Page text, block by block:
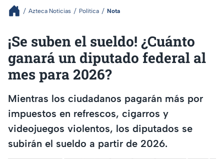
Azteca Noticias Política Nota
¡Se suben el sueldo! ¿Cuánto
ganará un diputado federal al
mes para 2026?
Mientras los ciudadanos pagarán más por
impuestos en refrescos, cigarros y
videojuegos violentos, los diputados se
subirán el sueldo a partir de 2026.